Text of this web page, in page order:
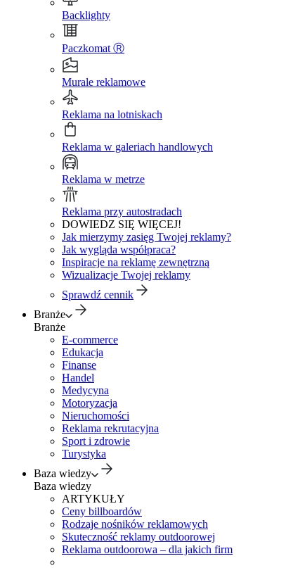
Backlighty
Paczkomat Ⓡ
Murale reklamowe
Reklama na lotniskach
Reklama w galeriach handlowych
Reklama w metrze
Reklama przy autostradach
DOWIEDZ SIĘ WIĘCEJ!
Jak mierzymy zasięg Twojej reklamy?
Jak wygląda współpraca?
Inspiracje na reklamę zewnętrzną
Wizualizacje Twojej reklamy
Sprawdź cennik
Branże
Branże
E-commerce
Edukacja
Finanse
Handel
Medycyna
Motoryzacja
Nieruchomości
Reklama rekrutacyjna
Sport i zdrowie
Turystyka
Baza wiedzy
Baza wiedzy
ARTYKUŁY
Ceny billboardów
Rodzaje nośników reklamowych
Skuteczność reklamy outdoorowej
Reklama outdoorowa – dla jakich firm